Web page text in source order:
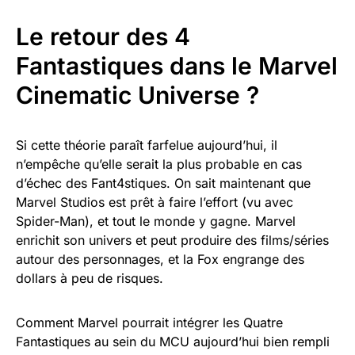
Le retour des 4
Fantastiques dans le Marvel
Cinematic Universe ?
Si cette théorie paraît farfelue aujourd’hui, il
n’empêche qu’elle serait la plus probable en cas
d’échec des Fant4stiques. On sait maintenant que
Marvel Studios est prêt à faire l’effort (vu avec
Spider-Man), et tout le monde y gagne. Marvel
enrichit son univers et peut produire des films/séries
autour des personnages, et la Fox engrange des
dollars à peu de risques.
Comment Marvel pourrait intégrer les Quatre
Fantastiques au sein du MCU aujourd’hui bien rempli